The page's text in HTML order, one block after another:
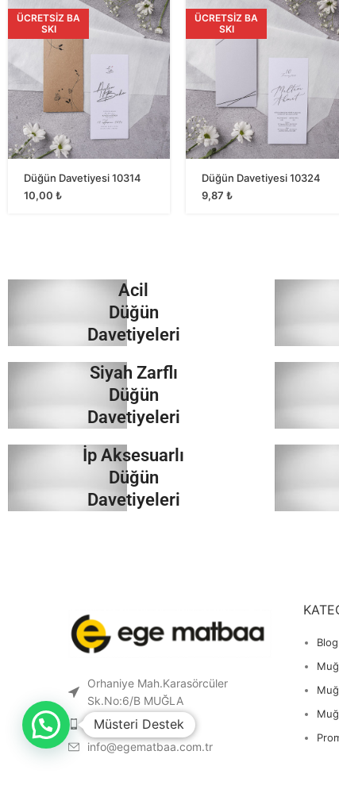
ÜCRETSIZ BA
SKI
Düğün Davetiyesi 10314
10,00 ₺
ÜCRETSIZ BA
SKI
Düğün Davetiyesi 10324
9,87 ₺
Acil
Düğün
Davetiyeleri
İncele
Siyah Zarflı
Düğün
Davetiyeleri
İncele
İp Aksesuarlı
Düğün
Davetiyeleri
Orhaniye Mah.Karasörcüler
Sk.No:6/B MUĞLA
0 541 212 36 32
info@egematbaa.com.tr
Blog
Müsteri Destek